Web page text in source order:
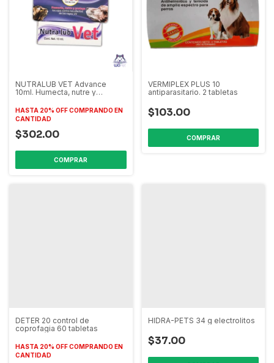
NUTRALUB VET Advance
10ml. Humecta, nutre y
efectos de los rayos UV
HASTA 20% OFFCOMPRANDO EN
CANTIDAD
$302.00
VERMIPLEX PLUS 10
antiparasitario. 2 tabletas
$103.00
DETER 20 control de
coprofagia 60 tabletas
HASTA 20% OFFCOMPRANDO EN
CANTIDAD
HIDRA-PETS 34 g electrolitos
$37.00